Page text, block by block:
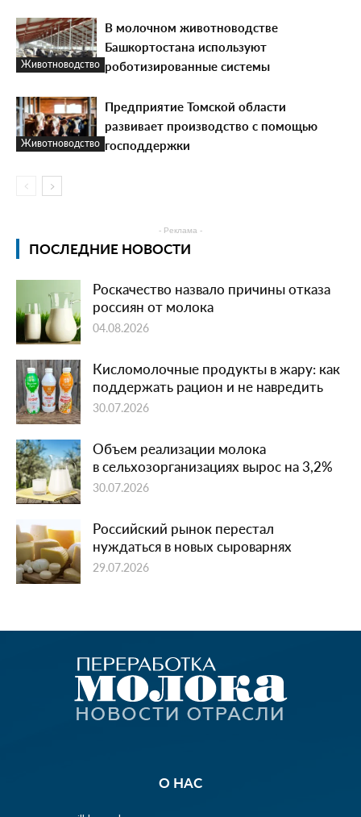
Животноводство
В молочном животноводстве
Башкортостана используют
роботизированные системы
Животноводство
Предприятие Томской области
развивает производство с помощью
господдержки
- Реклама -
ПОСЛЕДНИЕ НОВОСТИ
Роскачество назвало причины отказа
россиян от молока
04.08.2026
Кисломолочные продукты в жару: как
поддержать рацион и не навредить
30.07.2026
Объем реализации молока
в сельхозорганизациях вырос на 3,2%
30.07.2026
Российский рынок перестал
нуждаться в новых сыроварнях
29.07.2026
О НАС